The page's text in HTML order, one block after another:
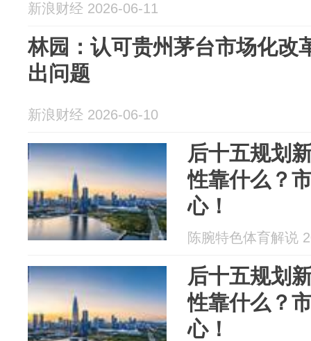
新浪财经 2026-06-11
林园：认可贵州茅台市场化改
出问题
新浪财经 2026-06-10
后十五规划
性靠什么？
心！
陈腕特色体育解说
后十五规划
性靠什么？
心！